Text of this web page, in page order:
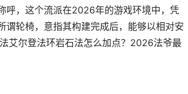
呼，这个流派在2026年的游戏环境中，凭
谓轮椅，意指其构建完成后，能够以相对安
艾尔登法环岩石法怎么加点？2026法爷最